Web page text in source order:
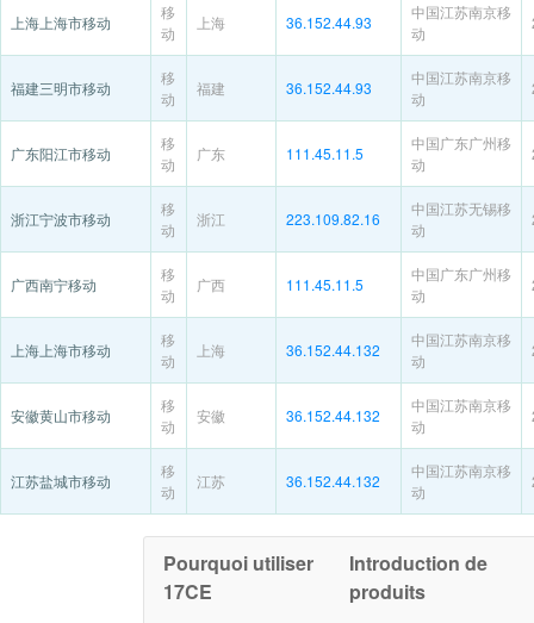
上海上海市移动
移
动
上海 36.152.44.93
中国江苏南京移
动
福建三明市移动
移
动
福建 36.152.44.93
中国江苏南京移
动
广东阳江市移动
移
动
广东 111.45.11.5
中国广东广州移
动
浙江宁波市移动
移
动
浙江 223.109.82.16
中国江苏无锡移
动
广西南宁移动
移
动
广西 111.45.11.5
中国广东广州移
动
上海上海市移动
移
动
上海 36.152.44.132
中国江苏南京移
动
安徽黄山市移动
移
动
安徽 36.152.44.132
中国江苏南京移
动
江苏盐城市移动
移
动
江苏 36.152.44.132
中国江苏南京移
动
Pourquoi utiliser
17CE
Introduction de
produits